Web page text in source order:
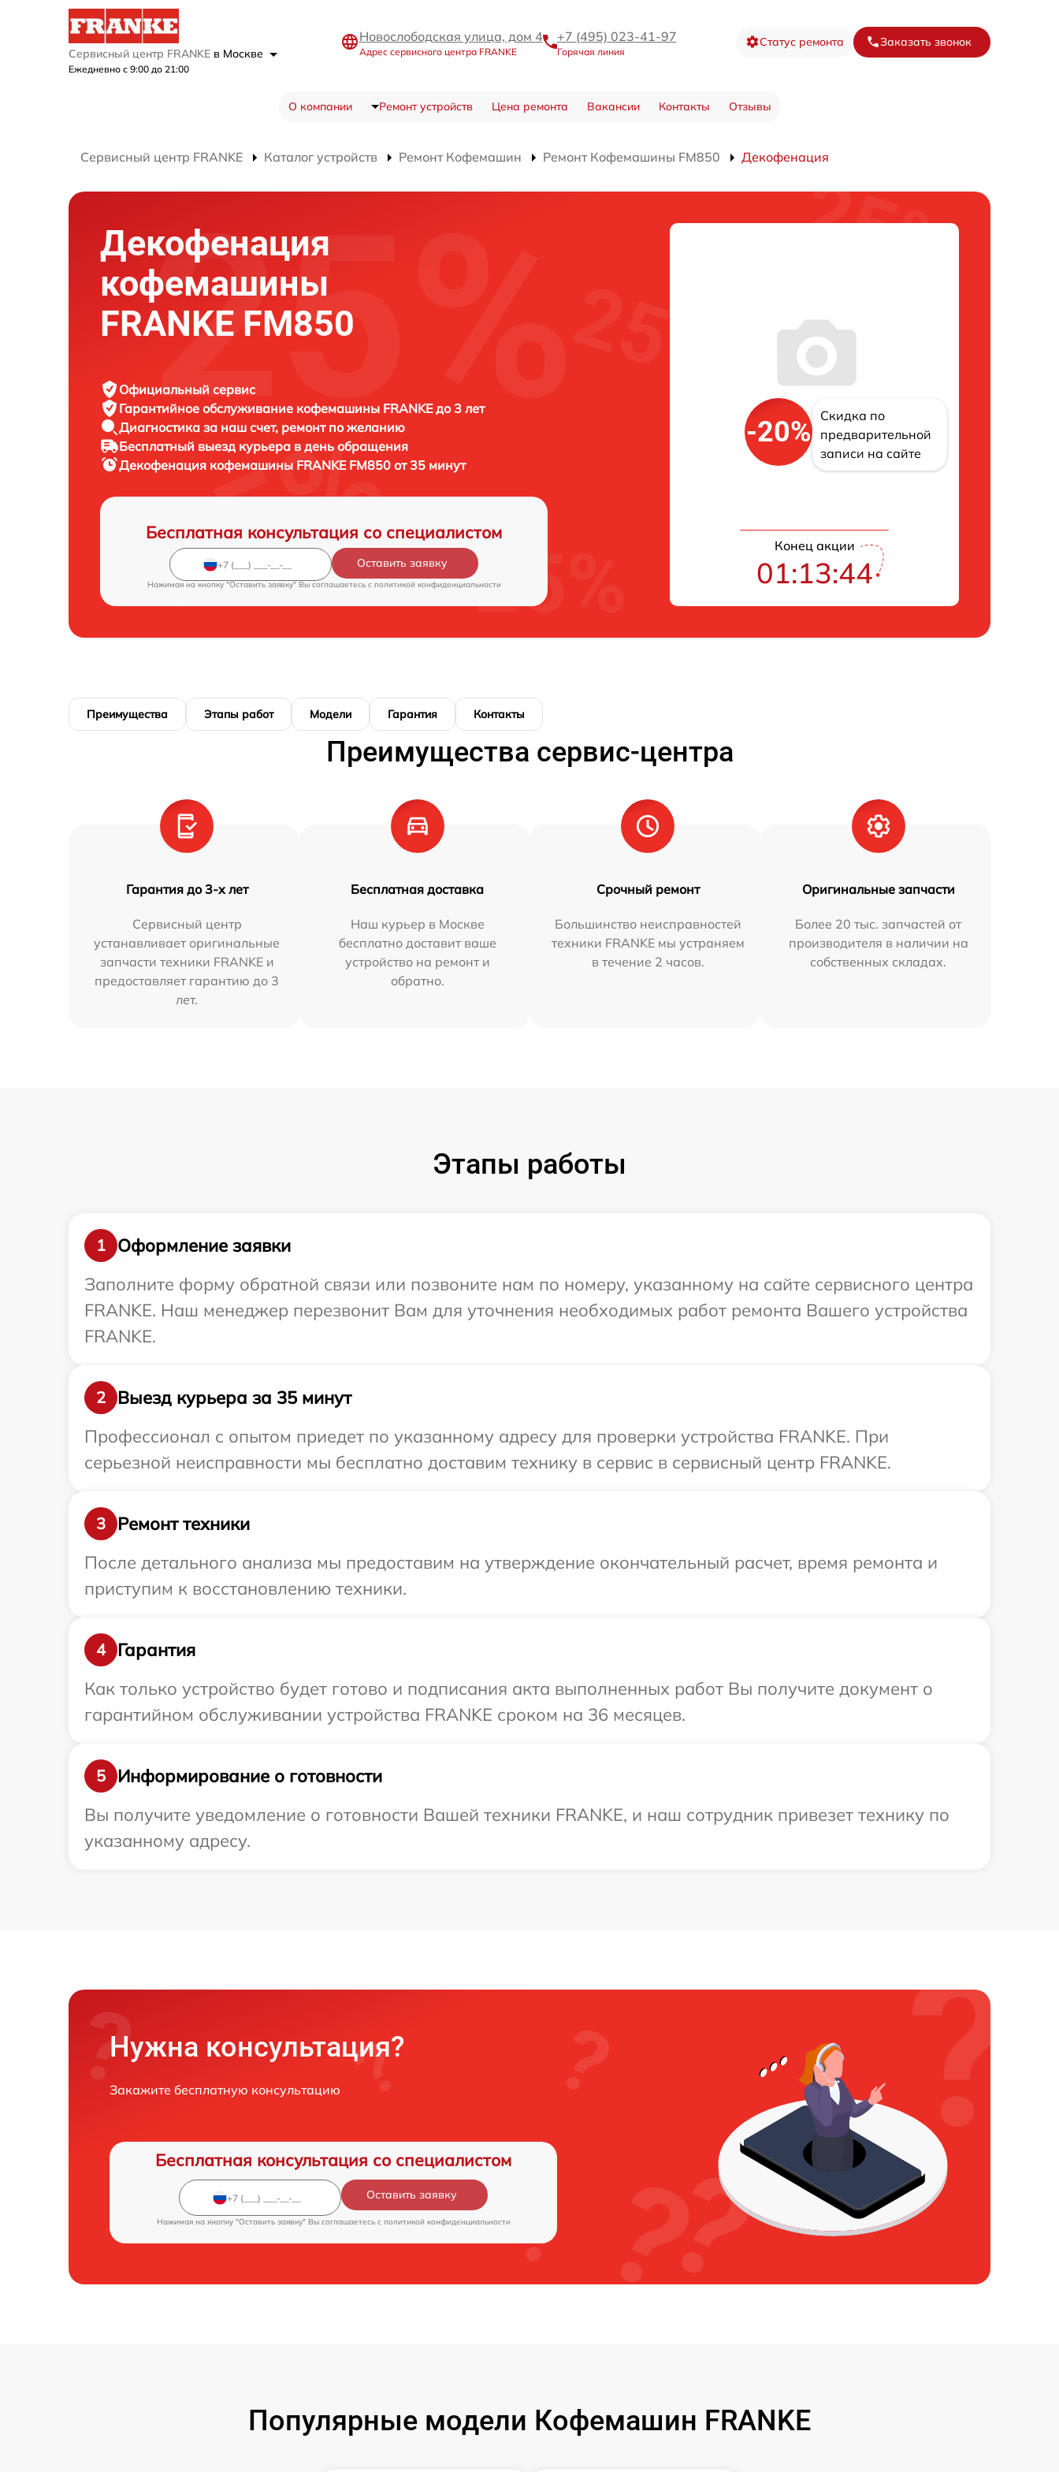
Сервисный центр FRANKE в Москве
Ежедневно с 9:00 до 21:00
Новослободская улица, дом 4
Адрес сервисного центра FRANKE
+7 (495) 023-41-97
Горячая линия
Статус ремонта Заказать звонок
О компании Ремонт устройств Цена ремонта Вакансии Контакты Отзывы
Сервисный центр FRANKE Каталог устройств Ремонт Кофемашин Ремонт Кофемашины FM850 Декофенация
Декофенация
кофемашины
FRANKE FM850
Официальный сервис
Гарантийное обслуживание кофемашины FRANKE до 3 лет
Диагностика за наш счет, ремонт по желанию
Бесплатный выезд курьера в день обращения
Декофенация кофемашины FRANKE FM850 от 35 минут
Бесплатная консультация со специалистом
Оставить заявку
Нажимая на кнопку "Оставить заявку" Вы соглашаетесь c политикой конфиденциальности
-20%
Скидка по
предварительной
записи на сайте
Конец акции
01:13:43
Преимущества Этапы работ Модели Гарантия Контакты
Преимущества сервис-центра
Гарантия до 3-х лет
Сервисный центр
устанавливает оригинальные
запчасти техники FRANKE и
предоставляет гарантию до 3
лет.
Бесплатная доставка
Наш курьер в Москве
бесплатно доставит ваше
устройство на ремонт и
обратно.
Срочный ремонт
Большинство неисправностей
техники FRANKE мы устраняем
в течение 2 часов.
Оригинальные запчасти
Более 20 тыс. запчастей от
производителя в наличии на
собственных складах.
Этапы работы
1
Оформление заявки
Заполните форму обратной связи или позвоните нам по номеру, указанному на сайте сервисного центра
FRANKE. Наш менеджер перезвонит Вам для уточнения необходимых работ ремонта Вашего устройства
FRANKE.
2
Выезд курьера за 35 минут
Профессионал с опытом приедет по указанному адресу для проверки устройства FRANKE. При
серьезной неисправности мы бесплатно доставим технику в сервис в сервисный центр FRANKE.
3
Ремонт техники
После детального анализа мы предоставим на утверждение окончательный расчет, время ремонта и
приступим к восстановлению техники.
4
Гарантия
Как только устройство будет готово и подписания акта выполненных работ Вы получите документ о
гарантийном обслуживании устройства FRANKE сроком на 36 месяцев.
5
Информирование о готовности
Вы получите уведомление о готовности Вашей техники FRANKE, и наш сотрудник привезет технику по
указанному адресу.
Нужна консультация?
Закажите бесплатную консультацию
Бесплатная консультация со специалистом
Оставить заявку
Нажимая на кнопку "Оставить заявку" Вы соглашаетесь c политикой конфиденциальности
Популярные модели Кофемашин FRANKE